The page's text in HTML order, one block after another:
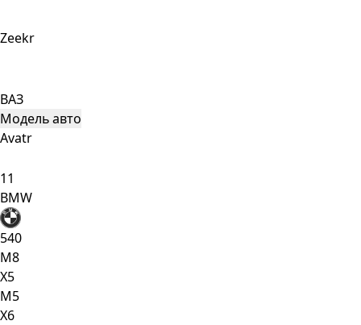
Zeekr
ВАЗ
Модель авто
Avatr
11
BMW
540
M8
X5
М5
Х6